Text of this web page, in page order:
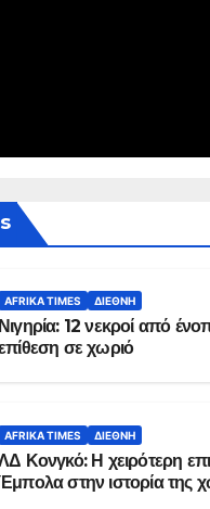
AFRIKA TIMES ΔΙΕΘΝΉ
Νιγηρία: 12 νεκροί από
σε χωριό
AFRIKA TIMES ΔΙΕΘΝΉ
Κονγκό: Η χειρότερη
στην ιστορία της